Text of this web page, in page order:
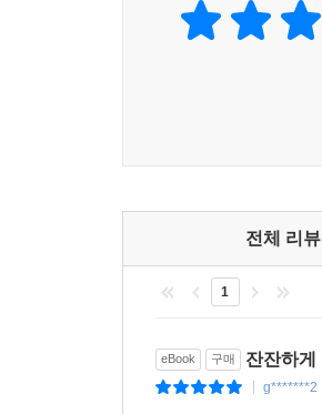
전체 리뷰
1
eBook 구매 잔잔하게
g*******2